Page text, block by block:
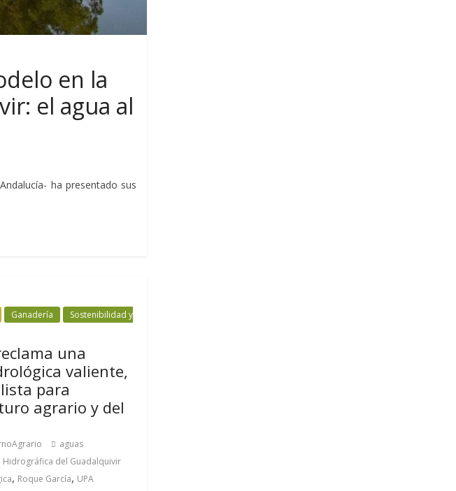
en la
el agua al
ha presentado sus
Ganadería
Sostenibilidad y
una
valiente,
para
agrario y del
aguas
Hidrográfica del Guadalquivir
, Roque García, UPA